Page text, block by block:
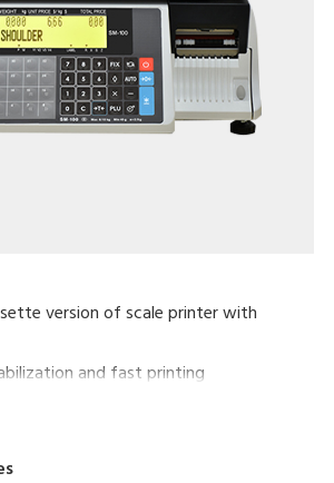
version of scale printer with
and fast printing
with nutritional facts and